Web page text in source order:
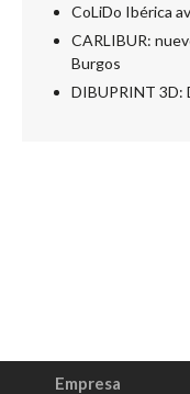
CoLiDo Ibérica
CARLIBUR:
Burgos
DIBUPRINT 3D:
Empresa